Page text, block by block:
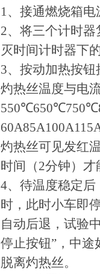
1、接通燃烧箱
2、将三个计时
灭时间计时器下
3、按动加热按
灼热丝温度与电
灼热丝可见发红
时间（2分钟）
4、待温度稳定
时，此时小车即
自动后退，试验
停止按钮”，中途
脱离灼热丝。